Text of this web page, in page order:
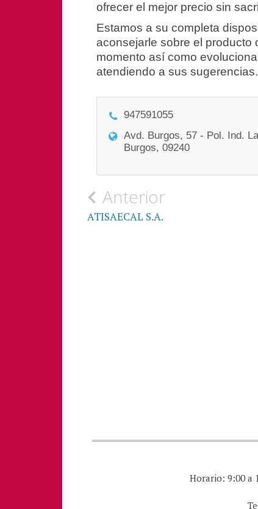
ofrecer el mejor precio sin
Estamos a su completa
aconsejarle sobre el producto
momento así como
atendiendo a sus sugerencias.
947591055
Avd. Burgos, 57 - Pol. Ind.
Burgos, 09240
Anterior
ATISAECAL S.A.
Horario: 9:00 a